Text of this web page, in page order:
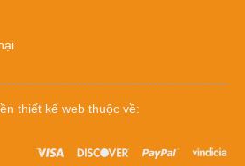
thiết kế web thuộc về: